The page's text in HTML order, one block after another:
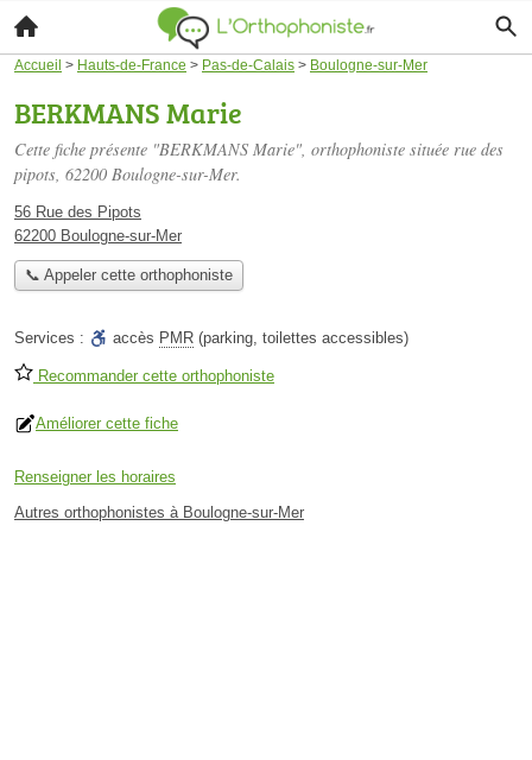
Accueil > Hauts-de-France > Pas-de-Calais > Boulogne-sur-Mer
BERKMANS Marie
Cette fiche présente "BERKMANS Marie", orthophoniste située rue des
pipots, 62200 Boulogne-sur-Mer.
56 Rue des Pipots
62200 Boulogne-sur-Mer
📞 Appeler cette orthophoniste
Services : accès PMR (parking, toilettes accessibles)
Recommander cette orthophoniste
Améliorer cette fiche
Renseigner les horaires
Autres orthophonistes à Boulogne-sur-Mer